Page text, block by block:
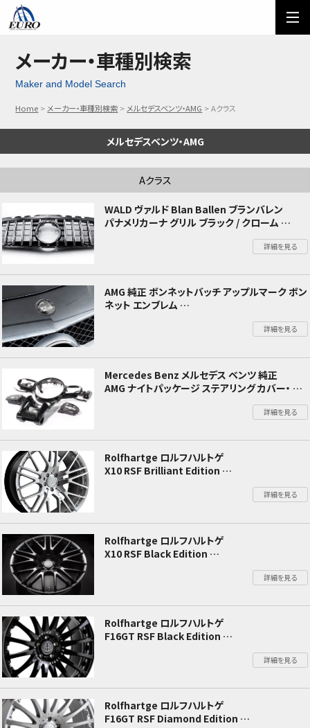
ご利用方法 オーダーフォーム
メール問い合わせ
メーカー・車種別検索
Maker and Model Search
Home メーカー・車種別検索 メルセデスベンツ・AMG Aクラス
メルセデスベンツ・AMG
Aクラス
WALD ヴァルド Blan Ballen ブランバレン
パナメリカーナ グリル ブラック / クローム
Mercedes Benz メルセデスベンツ Aクラス
詳細を見る
AMG 純正 ボンネットバッチ アップルマーク ボン
ネット エンブレム
Mercedes-Benz メルセデスベンツ W177 Aク
ラス / C118 CLAクラス / R232 SLクラス詳細を見る
Mercedes Benz メルセデス ベンツ 純正
AMG ナイトパッケージ ステアリング カバー・ ギ
C190 X290 W177 V177 C118 X118 W205 S205
詳細を見る
Rolfhartge ロルフハルトゲ
X10 RSF Brilliant Edition
詳細を見る
Rolfhartge ロルフハルトゲ
X10 RSF Black Edition
詳細を見る
Rolfhartge ロルフハルトゲ
F16GT RSF Black Edition
詳細を見る
Rolfhartge ロルフハルトゲ
F16GT RSF Diamond Edition